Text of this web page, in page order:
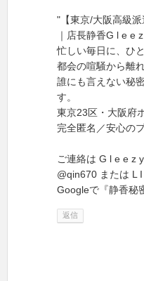
"【東京/大阪高級
｜店長静香G l e e
忙しい毎日に、ひ
都会の喧騒から離
誰にも言えない秘
す。
東京23区・大阪府
完全匿名／安心の
ご連絡は G l e e z
@qin670 または L
Googleで『静香秘
返信